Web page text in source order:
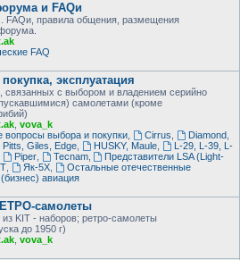
и FAQи
FAQи, правила общения, размещения
FAQ
эксплуатация
связанных с выбором и владением серийно
самолетами (кроме
vova_k
выбора и покупки, Cirrus Diamond,
Giles, Edge, HUSKY, Maule,
L-29, L-39, L-
Piper, Tecnam,
Представители LSA (Light-
, Як-5Х,
Остальные отечественные
авиация
самолеты
KIT - наборов; ретро-самолеты
до 1950 г)
vova_k